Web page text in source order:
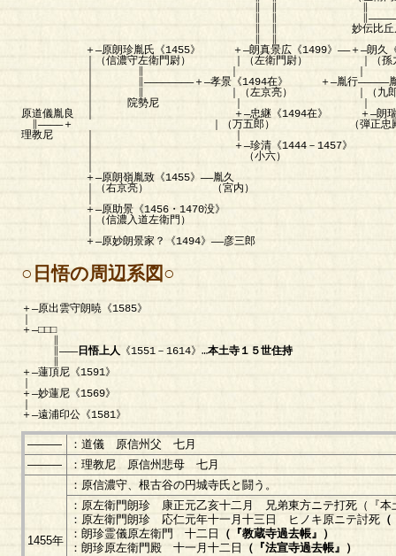
∥ ∥ ∥―――――――朗純胤凉《
∥ ∥ 妙伝比丘尼 （左衛
＋―原朗珍胤氏《1455》 ＋―朗真景広《1499》――＋―朗久《
｜（信濃守左衛門尉） ｜（左衛門尉） ｜（
｜ ∥――――――――＋―孝景《1494在》 ＋―胤行―――――胤家――
｜ ∥ ｜（左京亮） ｜（九郎左衛門）（若狭
｜ 院勢尼 ｜ ｜
原道儀胤良 ｜ ＋―忠継《1494在》 ＋―朗瑞《
∥――――＋ ｜（万五郎） （弾正忠殿
理教尼 ｜ ｜
｜ ＋―珍清《1444－1457》
｜ （小六）
＋―原朗嶺胤致《1455》――胤久
｜（右京亮） （宮内）
＋―原助景《1456・1470没》
｜（信濃入道左衛門）
＋―原妙朗景家？《1494》――彦三郎
○日悟の周辺系図○
＋―原出雲守朗暁《1585》
＋―□□□
∥―――日悟上人 《1551－1614》…本土寺１５世住持
＋―蓮頂尼《1591》
＋―妙蓮尼《1569》
＋―遠浦印公《1581》
―――
：道儀 原信州父 七月
―――
：理教尼 原信州悲母 七月
1455年
：原信濃守、根古谷の円城寺氏と闘う。
：原左衛門朗珍 康正元乙亥十二月 兄弟東方ニテ打死（『本
：原左衛門朗珍 応仁元年十一月十三日 ヒノキ原ニテ討死
：朗珍霊儀原左衛門 十二日
（『教蔵寺過去帳』）
：朗珍原左衛門殿 十一月十二日
（『法宣寺過去帳』）